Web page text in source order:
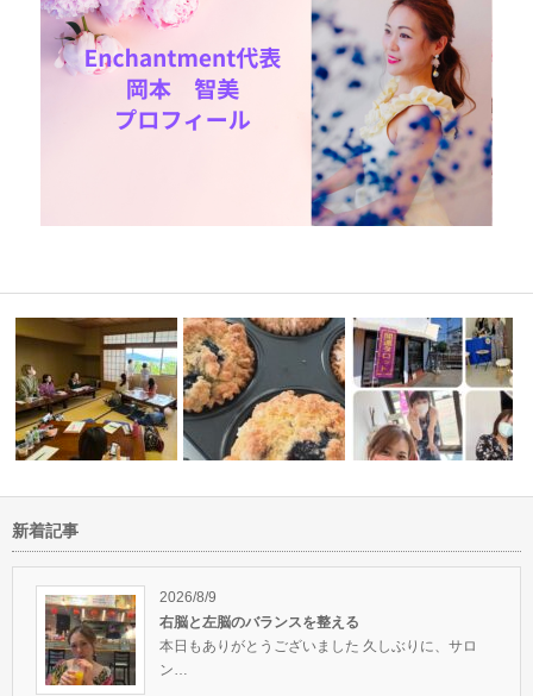
やしの
琵琶湖です
実は苦手だと思っていたことが
特技に繋がる…
魂を目覚めさせてワクワ
生を
新着記事
2026/8/9
右脳と左脳のバランスを整える
本日もありがとうございました 久しぶりに、サロ
ン…